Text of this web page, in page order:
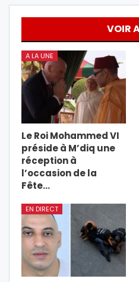
VOIR
A LA UNE
Le Roi Mohammed VI
préside à M’diq une
réception à
l’occasion de la
Fête…
EN DIRECT